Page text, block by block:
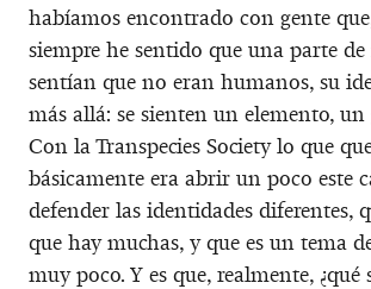
habíamos encontrado con gente
siempre he sentido que una parte
sentían que no eran humanos, su
más allá: se sienten un elemento, un
Con la Transpecies Society lo que
básicamente era abrir un poco este
defender las identidades diferentes,
que hay muchas, y que es un tema
muy poco. Y es que, realmente,